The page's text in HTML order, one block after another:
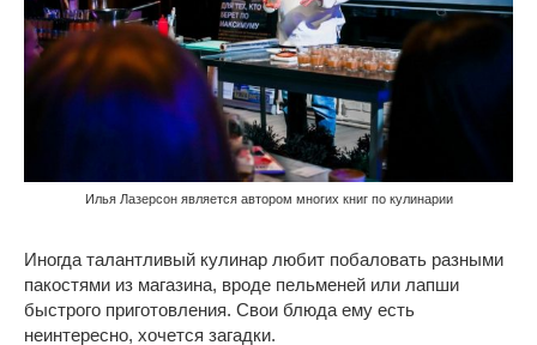
Илья Лазерсон является автором многих книг по кулинарии
Иногда талантливый кулинар любит побаловать разными
пакостями из магазина, вроде пельменей или лапши
быстрого приготовления. Свои блюда ему есть
неинтересно, хочется загадки.